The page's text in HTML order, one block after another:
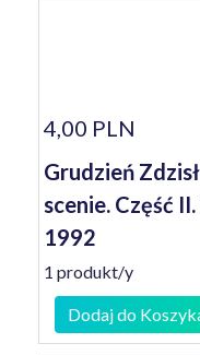
4,00 PLN
Grudzień
scenie. Część
1992
1 produkt/y
Dodaj do